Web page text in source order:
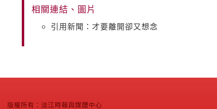
相關連結、圖片
引用新聞：才要離開卻又想念
版權所有：淡江時報與媒體中心